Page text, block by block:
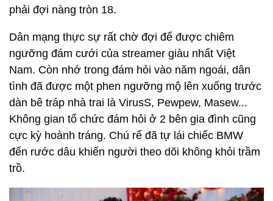
phải đợi nàng tròn 18.
Dân mạng thực sự rất chờ đợi để được chiêm
ngưỡng đám cưới của streamer giàu nhất Việt
Nam. Còn nhớ trong đám hỏi vào năm ngoái, dân
tình đã được một phen ngưỡng mộ lên xuống trước
dàn bê tráp nhà trai là VirusS, Pewpew, Masew...
Không gian tổ chức đám hỏi ở 2 bên gia đình cũng
cực kỳ hoành tráng. Chú rể đã tự lái chiếc BMW
đến rước dâu khiến người theo dõi không khỏi trầm
trồ.